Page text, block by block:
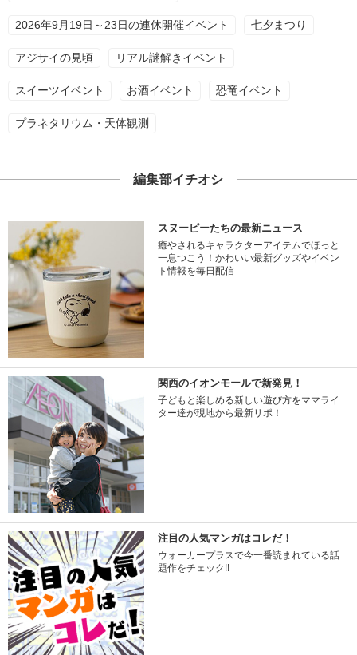
2026年9月19日～23日の連休開催イベント 七夕まつり
アジサイの見頃 リアル謎解きイベント
スイーツイベント お酒イベント 恐竜イベント
プラネタリウム・天体観測
編集部イチオシ
スヌーピーたちの最新ニュース
癒やされるキャラクターアイテムでほっと
一息つこう！かわいい最新グッズやイベン
ト情報を毎日配信
関西のイオンモールで新発見！
子どもと楽しめる新しい遊び方をママライ
ター達が現地から最新リポ！
注目の人気マンガはコレだ！
ウォーカープラスで今一番読まれている話
題作をチェック!!